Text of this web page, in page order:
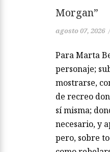
Morgan”
agosto 07, 2026 /
Para Marta
personaje;
mostrarse,
de recreo
sí misma;
necesario, y
pero, sobre